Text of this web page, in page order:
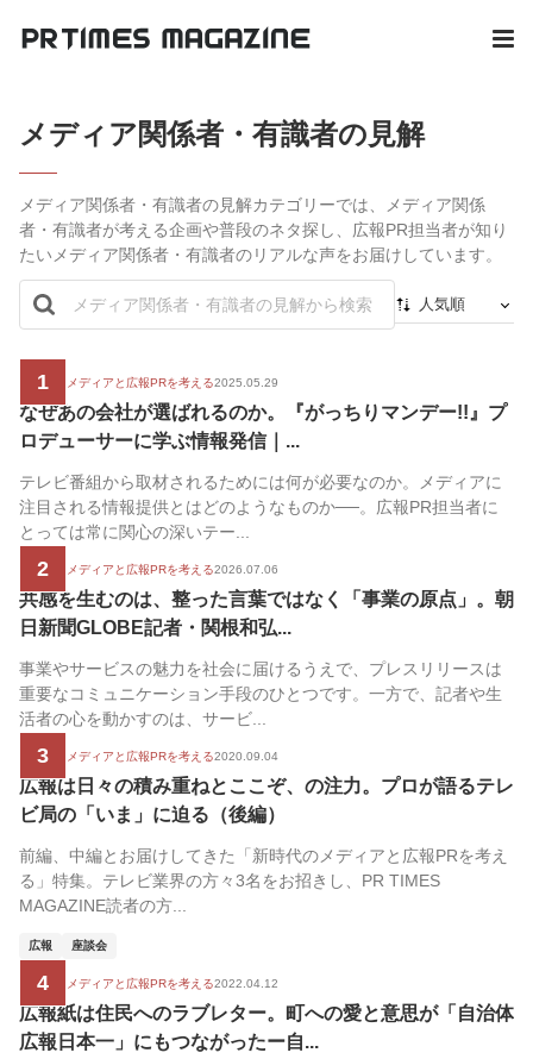
メディア関係者・有識者の見解
メディア関係者・有識者の見解カテゴリーでは、メディア関係
者・有識者が考える企画や普段のネタ探し、広報PR担当者が知り
たいメディア関係者・有識者のリアルな声をお届けしています。
人気順
人気順
1
新時代のメディアと広報PRを考える2025.05.29
なぜあの会社が選ばれるのか。『がっちりマンデー!!』プ
ロデューサーに学ぶ情報発信｜...
テレビ番組から取材されるためには何が必要なのか。メディアに
注目される情報提供とはどのようなものか──。広報PR担当者に
とっては常に関心の深いテー...
2
新時代のメディアと広報PRを考える2026.07.06
共感を生むのは、整った言葉ではなく「事業の原点」。朝
日新聞GLOBE記者・関根和弘...
事業やサービスの魅力を社会に届けるうえで、プレスリリースは
重要なコミュニケーション手段のひとつです。一方で、記者や生
活者の心を動かすのは、サービ...
3
新時代のメディアと広報PRを考える2020.09.04
広報は日々の積み重ねとここぞ、の注力。プロが語るテレ
ビ局の「いま」に迫る（後編）
前編、中編とお届けしてきた「新時代のメディアと広報PRを考え
る」特集。テレビ業界の方々3名をお招きし、PR TIMES
MAGAZINE読者の方...
広報 座談会
4
新時代のメディアと広報PRを考える2022.04.12
広報紙は住民へのラブレター。町への愛と意思が「自治体
広報日本一」にもつながったー自...